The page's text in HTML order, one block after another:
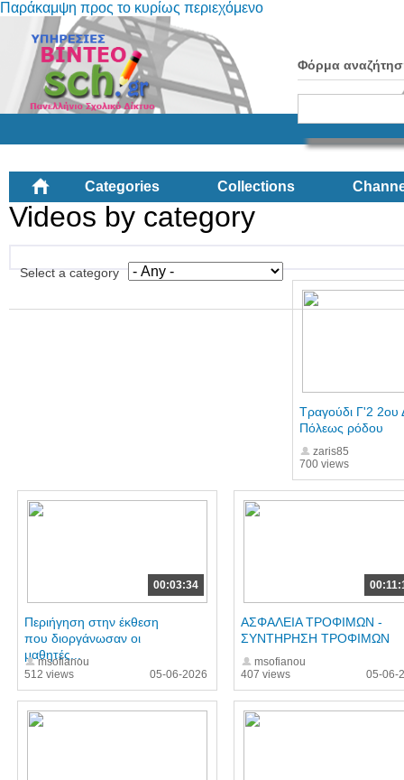
Παράκαμψη προς το κυρίως περιεχόμενο
Φόρμα
Categories Collections
Videos by category
Select a category
700 views
Τραγούδι Γ'2 2ου
Πόλεως ρόδου
zaris85
00:03:34
512 views
Περιήγηση στην έκθεση
που διοργάνωσαν οι
μαθητές...
msofianou
05-06-2026
407 views
ΑΣΦΑΛΕΙΑ ΤΡΟΦΙΜΩΝ -
ΣΥΝΤΗΡΗΣΗ ΤΡΟΦΙΜΩΝ
msofianou
05-06-